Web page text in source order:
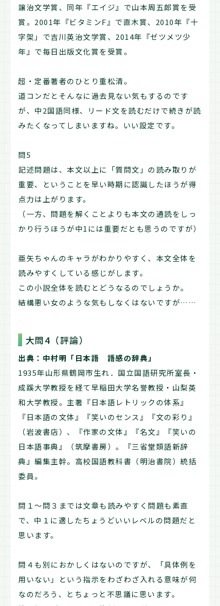
譲治文学賞、同年『エイジ』で山本周五郎賞を受
賞。2001年『ビタミンF』で直木賞、2010年『十
字架」で吉川英治文学賞、2014年『ゼツメツ少
年』で毎日出版文化賞を受賞。
超・定番著者のひとり重松清。
道コンだとそんなに過去見ない気もするのです
が、中2国語同様、リード文を読むだけで続きが読
みたくなってしまいますね。いい設定です。
問5
記述問題は、本文以上に「質問文」の読み取りが
重要、ということを早い時期に認識したほうが得
点力は上がります。
（一方、問題を解くことよりも本文の通読をしっ
かり行うほうが中1には重要だとも思うのですが）
亜矢ちゃんのキャラがわかりやすく、本文全体を
読みやすくしている感じがします。
この小説全体を読むとどうなるのでしょうか。
結構悪い女のような気もしなくはないですが……
大問4（評論）
出典：中村明「日本語 語感の辞典」
1935年山形県鶴岡市生れ．国立国語研究所室長・
成蹊大学教授を経て早稲田大学名誉教授・山梨英
和大学教授。主著『日本語レトリックの体系』
『日本語の文体』『笑いのセンス』『文の彩り』
（岩波書店）、『作家の文体』『名文』『笑いの
日本語事典』（筑摩書房）。『三省堂類語新辞
典』編集主幹。高校国語教科書（明治書院）統括
委員。
問１～問３までは文章も読みやすく問題も素直
で、中１に適したちょうどいいレベルの問題だと
思います。
問４も別におかしくはないのですが、「具体例を
用いない」という指示をわざわざ入れる意味が何
なのだろう、とちょっと不思議に思います。